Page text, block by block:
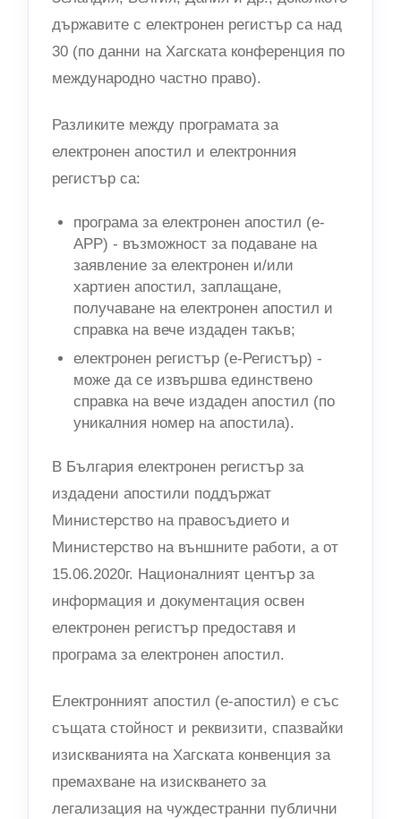
държавите с електронен регистър са над
30 (по данни на Хагската конференция по
международно частно право).
Разликите между програмата за
електронен апостил и електронния
регистър са:
програма за електронен апостил (e-
APP) - възможност за подаване на
заявление за електронен и/или
хартиен апостил, заплащане,
получаване на електронен апостил и
справка на вече издаден такъв;
електронен регистър (е-Регистър) -
може да се извършва единствено
справка на вече издаден апостил (по
уникалния номер на апостила).
В България електронен регистър за
издадени апостили поддържат
Министерство на правосъдието и
Министерство на външните работи, а от
15.06.2020г. Националният център за
информация и документация освен
електронен регистър предоставя и
програма за електронен апостил.
Електронният апостил (е-апостил) е със
същата стойност и реквизити, спазвайки
изискванията на Хагската конвенция за
премахване на изискването за
легализация на чуждестранни публични